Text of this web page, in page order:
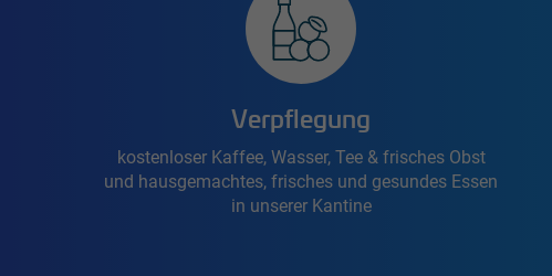
Verpflegung
kostenloser Kaffee, Wasser, Tee & frisches Obst
und hausgemachtes, frisches und gesundes Essen
in unserer Kantine